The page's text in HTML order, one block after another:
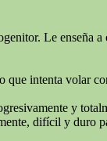
Le enseña
que intenta volar
y
difícil y duro